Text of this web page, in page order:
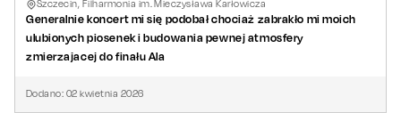
Szczecin, Filharmonia im. Mieczysława Karłowicza
Generalnie koncert mi się podobał chociaż zabrakło mi moich
ulubionych piosenek i budowania pewnej atmosfery
zmierzajacej do finału Ala
Dodano: 02 kwietnia 2026